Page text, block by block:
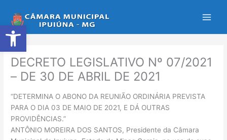
Abrir a barra de ferramentas
para
o
conteúdo
DECRETO LEGISLATIVO Nº 07/2021
– DE 30 DE ABRIL DE 2021
“DETERMINA O ABONO DA REUNIÃO ORDINÁRIA PREVISTA
PARA O DIA 03 DE MAIO DE 2021, E DÁ OUTRAS
PROVIDÊNCIAS.”
ANTÔNIO MOREIRA DOS SANTOS, Presidente da Câmara